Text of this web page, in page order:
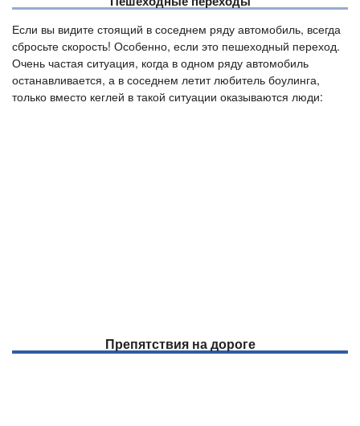
Если вы видите стоящий в соседнем ряду автомобиль, всегда
сбросьте скорость! Особенно, если это пешеходный переход.
Очень частая ситуация, когда в одном ряду автомобиль
останавливается, а в соседнем летит любитель боулинга,
только вместо кеглей в такой ситуации оказываются люди:
Препятствия на дороге